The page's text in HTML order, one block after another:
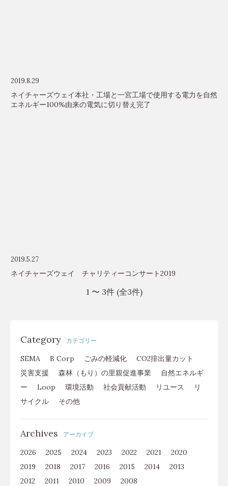
2019.8.29
ネイチャーズウェイ本社・工場と一宮工場で使用する電力を自然
エネルギー100%由来の電気に切り替え完了
2019.5.27
ネイチャーズウェイ チャリティーコンサート2019
1 〜 3件 (全3件)
Category カテゴリー
SEMA B Corp ごみの軽減化
CO2排出量カット
災害支援
森林（もり）の里親促進事業
自然エネルギ
ー
Loop 環境活動 社会貢献活動 リユース
リ
サイクル
その他
Archives アーカイブ
2026 2025 2024 2023 2022 2021
2020
2019
2018 2017 2016 2015 2014
2013
2012
2011 2010 2009 2008